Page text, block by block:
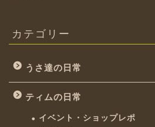
カテゴリー
うさ達の日常
ティムの日常
イベント・ショップレポ